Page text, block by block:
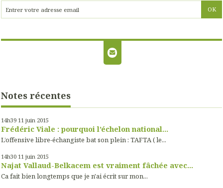
Notes récentes
14h39 11 juin 2015
Frédéric Viale : pourquoi l’échelon national...
L’offensive libre-échangiste bat son plein : TAFTA ( le...
14h30 11 juin 2015
Najat Vallaud-Belkacem est vraiment fâchée avec...
Ca fait bien longtemps que je n'ai écrit sur mon...